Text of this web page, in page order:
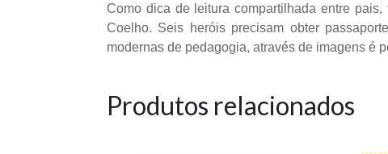
Como dica de leitura compartilhada entre
Coelho. Seis heróis precisam obter
modernas de pedagogia, através de imagens é
Produtos relacionados